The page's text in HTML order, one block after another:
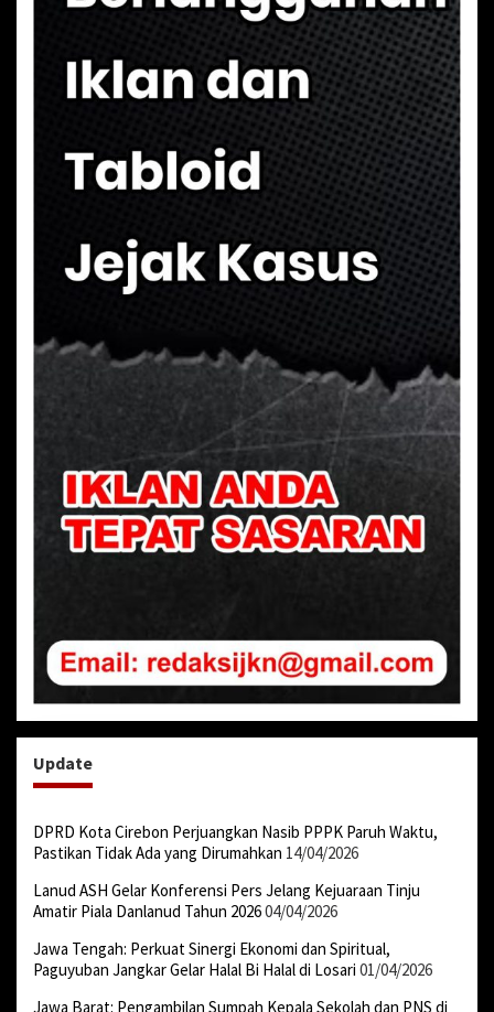
Update
DPRD Kota Cirebon Perjuangkan Nasib PPPK Paruh Waktu,
Pastikan Tidak Ada yang Dirumahkan 14/04/2026
Lanud ASH Gelar Konferensi Pers Jelang Kejuaraan Tinju
Amatir Piala Danlanud Tahun 202604/04/2026
Jawa Tengah: Perkuat Sinergi Ekonomi dan Spiritual,
Paguyuban Jangkar Gelar Halal Bi Halal di Losari 01/04/2026
Jawa Barat: Pengambilan Sumpah Kepala Sekolah dan PNS di